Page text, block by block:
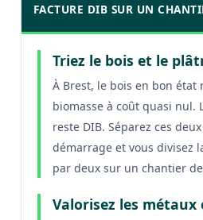
FACTURE DIB SUR UN
Triez le bois et le
À Brest, le bois en bon
biomasse à coût quasi nul.
reste DIB. Séparez ces
démarrage et vous divisez
par deux sur un chantier
Valorisez les métaux